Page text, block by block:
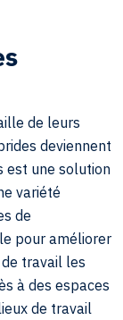
de leurs
deviennent
est une solution
variété
de
pour améliorer
travail les
à des espaces
de travail